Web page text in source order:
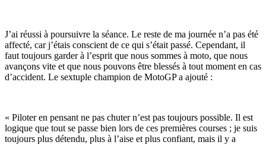
J’ai réussi à poursuivre la séance. Le reste de ma journée n’a pas été
affecté, car j’étais conscient de ce qui s’était passé. Cependant, il
faut toujours garder à l’esprit que nous sommes à moto, que nous
avançons vite et que nous pouvons être blessés à tout moment en cas
d’accident. Le sextuple champion de MotoGP a ajouté :
« Piloter en pensant ne pas chuter n’est pas toujours possible. Il est
logique que tout se passe bien lors de ces premières courses ; je suis
toujours plus détendu, plus à l’aise et plus confiant, mais il y a